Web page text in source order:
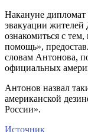
Накануне
эвакуации жителей
ознакомиться с
помощь»,
словам Антонова,
официальных
Антонов назвал
американской
России».
Источник